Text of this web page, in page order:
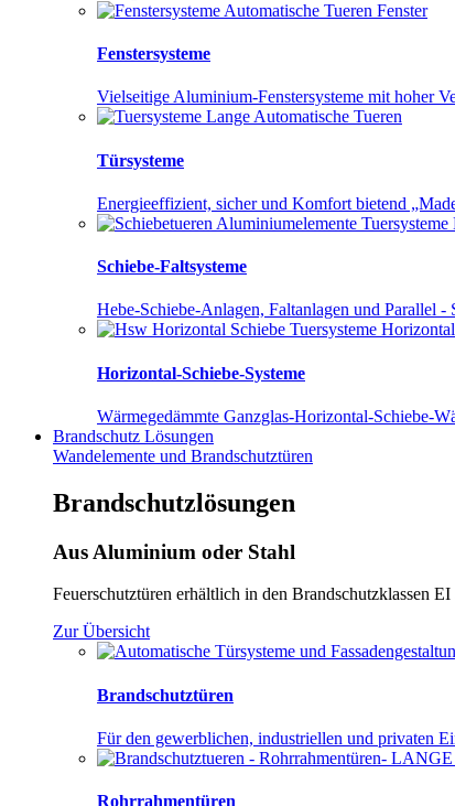
Fenstersysteme
Vielseitige Aluminium-Fenstersysteme mit hoher
Türsysteme
Energieeffizient, sicher und Komfort bietend
Schiebe-Faltsysteme
Hebe-Schiebe-Anlagen, Faltanlagen und Parallel -
Horizontal-Schiebe-Systeme
Wärmegedämmte Ganzglas-Horizontal-Schiebe-
Brandschutz Lösungen
Wandelemente und Brandschutztüren
Brandschutzlösungen
Aus Aluminium oder Stahl
Feuerschutztüren erhältlich in den Brandschutzklassen
Zur Übersicht
Brandschutztüren
Für den gewerblichen, industriellen und privaten
Rohrrahmentüren